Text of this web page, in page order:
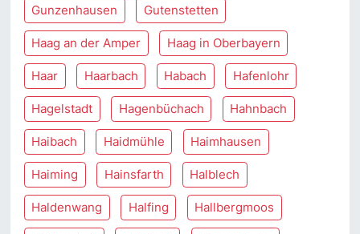
Gunzenhausen Gutenstetten
Haag an der Amper Haag in Oberbayern
Haar Haarbach Habach Hafenlohr
Hagelstadt Hagenbüchach Hahnbach
Haibach Haidmühle Haimhausen
Haiming Hainsfarth Halblech
Haldenwang Halfing Hallbergmoos